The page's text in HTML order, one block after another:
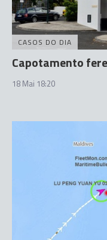
CASOS DO DIA
Capotamento
18 Mai 18:20